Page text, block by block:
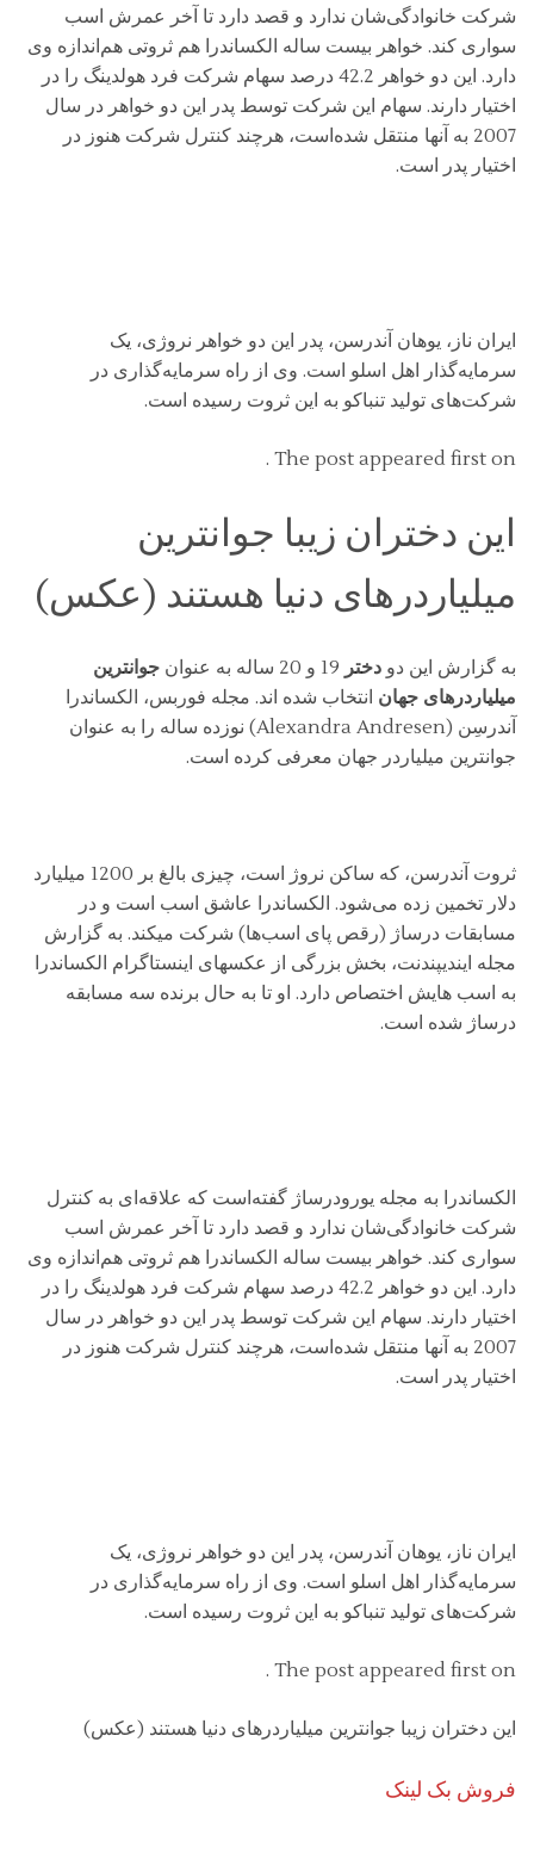
شرکت خانوادگی‌شان ندارد و قصد دارد تا آخر عمرش اسب
سواری کند. خواهر بیست ساله الکساندرا هم ثروتی هم‌اندازه وی
دارد. این دو خواهر 42.2 درصد سهام شرکت فرد هولدینگ را در
اختیار دارند. سهام این شرکت توسط پدر این دو خواهر در سال
2007 به آنها منتقل شده‌است، هرچند کنترل شرکت هنوز در
اختیار پدر است.
ایران ناز، یوهان آندرسن، پدر این دو خواهر نروژی، یک
سرمایه‌گذار اهل اسلو است. وی از راه سرمایه‌گذاری در
شرکت‌های تولید تنباکو به این ثروت رسیده است.
The post appeared first on .
این دختران زیبا جوانترین
میلیاردرهای دنیا هستند (عکس)
به گزارش این دو دختر
جوانترین
میلیاردرهای جهان انتخاب شده اند. مجله فوربس، الکساندرا
آندرسِن (Alexandra Andresen) نوزده ساله را به عنوان
جوانترین میلیاردر جهان معرفی کرده است.
ثروت آندرسن، که ساکن نروژ است، چیزی بالغ بر 1200 میلیارد
دلار تخمین زده می‌شود. الکساندرا عاشق اسب است و در
مسابقات درساژ (رقص پای اسب‌ها) شرکت میکند. به گزارش
مجله ایندیپندنت، بخش بزرگی از عکسهای اینستاگرام الکساندرا
به اسب هایش اختصاص دارد. او تا به حال برنده سه مسابقه
درساژ شده است.
الکساندرا به مجله یورودرساژ گفته‌است که علاقه‌ای به کنترل
شرکت خانوادگی‌شان ندارد و قصد دارد تا آخر عمرش اسب
سواری کند. خواهر بیست ساله الکساندرا هم ثروتی هم‌اندازه وی
دارد. این دو خواهر 42.2 درصد سهام شرکت فرد هولدینگ را در
اختیار دارند. سهام این شرکت توسط پدر این دو خواهر در سال
2007 به آنها منتقل شده‌است، هرچند کنترل شرکت هنوز در
اختیار پدر است.
ایران ناز، یوهان آندرسن، پدر این دو خواهر نروژی، یک
سرمایه‌گذار اهل اسلو است. وی از راه سرمایه‌گذاری در
شرکت‌های تولید تنباکو به این ثروت رسیده است.
The post appeared first on .
این دختران زیبا جوانترین میلیاردرهای دنیا هستند (عکس)
فروش بک لینک